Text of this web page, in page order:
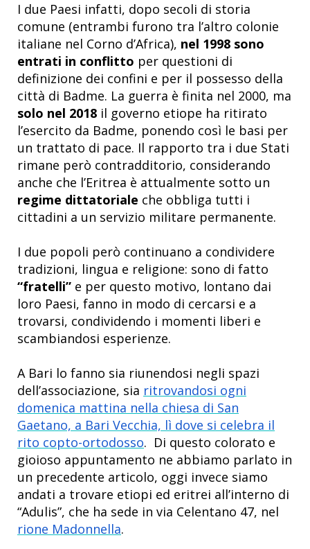
I due Paesi infatti, dopo secoli di storia
comune (entrambi furono tra l’altro colonie
italiane nel Corno d’Africa), nel 1998 sono
entrati in conflitto per questioni di
definizione dei confini e per il possesso della
città di Badme. La guerra è finita nel 2000, ma
solo nel 2018 il governo etiope ha ritirato
l’esercito da Badme, ponendo così le basi per
un trattato di pace. Il rapporto tra i due Stati
rimane però contradditorio, considerando
anche che l’Eritrea è attualmente sotto un
regime dittatoriale che obbliga tutti i
cittadini a un servizio militare permanente.
I due popoli però continuano a condividere
tradizioni, lingua e religione: sono di fatto
“fratelli” e per questo motivo, lontano dai
loro Paesi, fanno in modo di cercarsi e a
trovarsi, condividendo i momenti liberi e
scambiandosi esperienze.
A Bari lo fanno sia riunendosi negli spazi
dell’associazione, sia ritrovandosi ogni
domenica mattina nella chiesa di San
Gaetano, a Bari Vecchia, lì dove si celebra il
rito copto-ortodosso. Di questo colorato e
gioioso appuntamento ne abbiamo parlato in
un precedente articolo, oggi invece siamo
andati a trovare etiopi ed eritrei all’interno di
“Adulis”, che ha sede in via Celentano 47, nel
rione Madonnella.